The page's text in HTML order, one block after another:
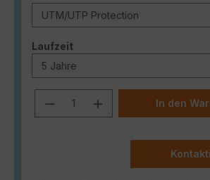
Laufzeitauswählen
Produkt Anzahl: Gib
In den